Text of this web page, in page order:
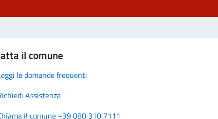
il comune
le domande frequenti
Assistenza
il comune +39 080 310 7111